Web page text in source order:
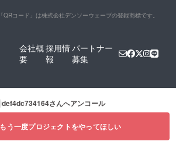
「QRコード」は株式会社デンソーウェーブの登録商標です。
会社概
要
採用情
報
パートナー
募集
def4dc734164さんへアンコール
もう一度プロジェクトをやってほしい